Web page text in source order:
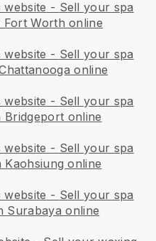
- Sell your spa
Fort Worth online
- Sell your spa
online
- Sell your spa
Bridgeport online
- Sell your spa
Kaohsiung online
- Sell your spa
Surabaya online